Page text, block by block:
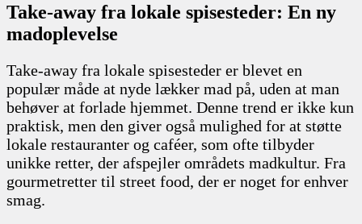
Take-away fra lokale spisesteder: En ny
madoplevelse
Take-away fra lokale spisesteder er blevet en
populær måde at nyde lækker mad på, uden at man
behøver at forlade hjemmet. Denne trend er ikke kun
praktisk, men den giver også mulighed for at støtte
lokale restauranter og caféer, som ofte tilbyder
unikke retter, der afspejler områdets madkultur. Fra
gourmetretter til street food, der er noget for enhver
smag.